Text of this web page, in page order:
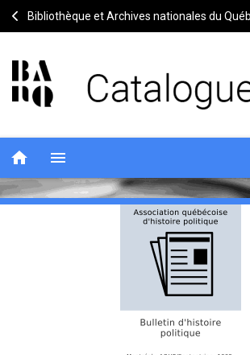
Bibliothèque et Archives nationales du
home menu